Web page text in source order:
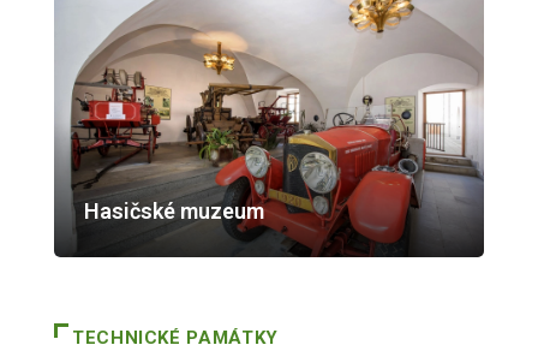
Hasičské muzeum
TECHNICKÉ PAMÁTKY